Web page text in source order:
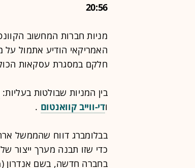
20:56
מניות חברות המחשוב
חלקם במסגרת עסקאות
בין המניות שבולטות בעליות:
ודי-ווייב קוואנטום .